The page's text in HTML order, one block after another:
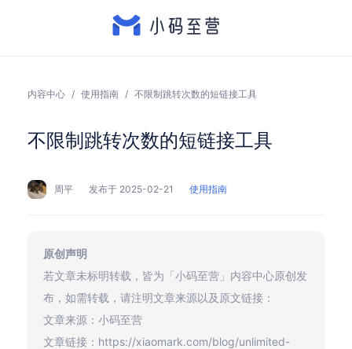
内容中心 / 使用指南 / 不限制跳转次数的短链接工具
不限制跳转次数的短链接工具
周平 发布于 2025-02-21 使用指南
原创声明
若文章未标明转载，皆为「小码至营」内容中心原创发
布，如需转载，请注明文章来源以及原文链接：
文章来源：小码至营
文章链接：https://xiaomark.com/blog/unlimited-